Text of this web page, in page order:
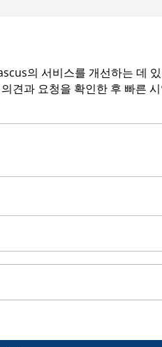
의 서비스를 개선하는 데
견과 요청을 확인한 후 빠른